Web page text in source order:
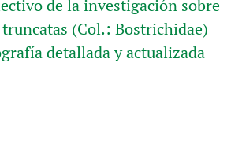
de la investigación sobre
(Col.: Bostrichidae)
detallada y actualizada